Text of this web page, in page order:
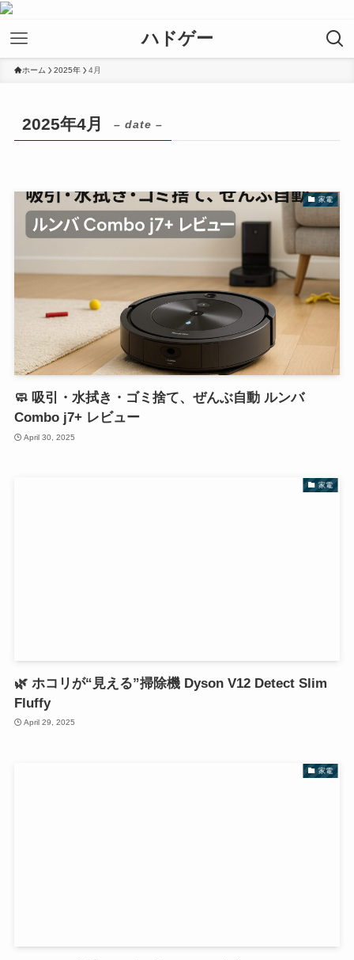
ハドゲー
ホーム 2025年 4月
2025年4月 – date –
家電
🧼 吸引・水拭き・ゴミ捨て、ぜんぶ自動 ルンバ
Combo j7+ レビュー
April 30, 2025
家電
🌿 ホコリが“見える”掃除機 Dyson V12 Detect Slim
Fluffy
April 29, 2025
家電